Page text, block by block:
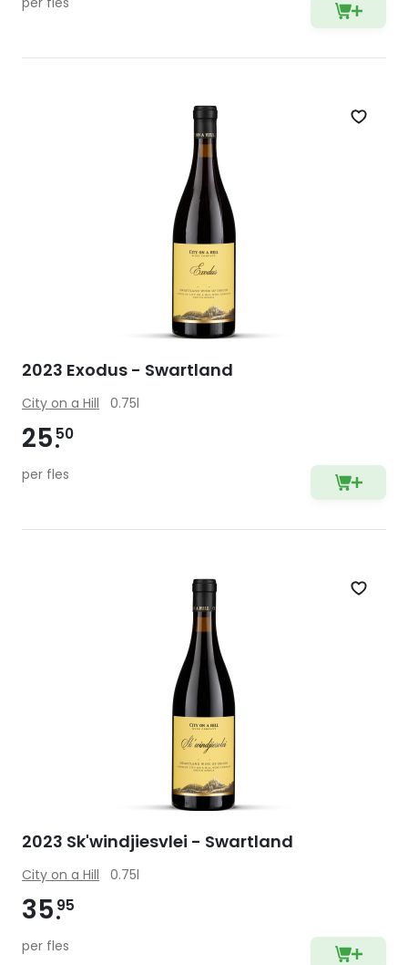
Zet
2023 Exodus - Swartland
City on a Hill 0.75l
25 50
per fles
Zet
2023 Sk'windjiesvlei - Swartland
City on a Hill 0.75l
35 95
per fles